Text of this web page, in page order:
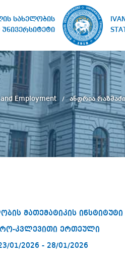
სახელობის
Employment ანდრია
მათემატიკის ინსტიტუტი
კვლევითი ერთეული
01/2026 - 28/01/2026